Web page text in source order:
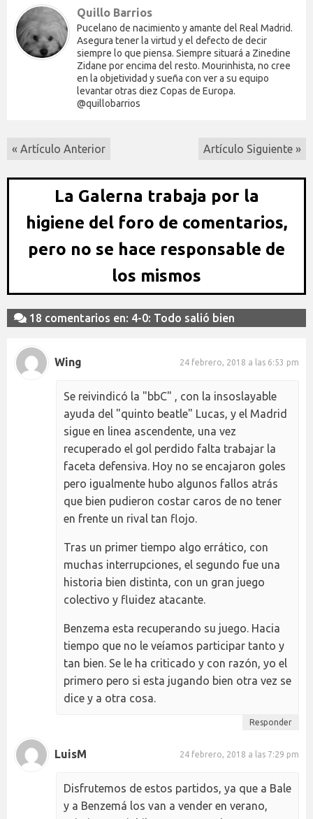
Quillo Barrios
Pucelano de nacimiento y amante del Real Madrid.
Asegura tener la virtud y el defecto de decir
siempre lo que piensa. Siempre situará a Zinedine
Zidane por encima del resto. Mourinhista, no cree
en la objetividad y sueña con ver a su equipo
levantar otras diez Copas de Europa.
@quillobarrios
« Artículo Anterior Artículo Siguiente »
La Galerna trabaja por la
higiene del foro de comentarios,
pero no se hace responsable de
los mismos
18 comentarios en: 4-0: Todo salió bien
Wing 24 febrero, 2018 a las 6:53 pm
Se reivindicó la "bbC" , con la insoslayable
ayuda del "quinto beatle" Lucas, y el Madrid
sigue en linea ascendente, una vez
recuperado el gol perdido falta trabajar la
faceta defensiva. Hoy no se encajaron goles
pero igualmente hubo algunos fallos atrás
que bien pudieron costar caros de no tener
en frente un rival tan flojo.
Tras un primer tiempo algo errático, con
muchas interrupciones, el segundo fue una
historia bien distinta, con un gran juego
colectivo y fluidez atacante.
Benzema esta recuperando su juego. Hacia
tiempo que no le veíamos participar tanto y
tan bien. Se le ha criticado y con razón, yo el
primero pero si esta jugando bien otra vez se
dice y a otra cosa.
Responder
LuisM 24 febrero, 2018 a las 7:29 pm
Disfrutemos de estos partidos, ya que a Bale
y a Benzemá los van a vender en verano,